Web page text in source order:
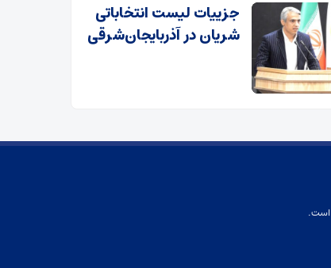
جزییات لیست انتخاباتی
شریان در آذربایجان‌شرقی
است.